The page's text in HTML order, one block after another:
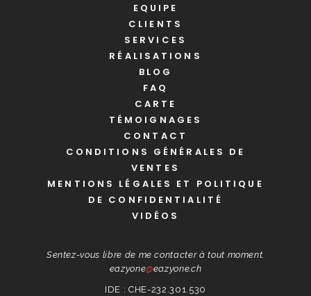
EQUIPE
CLIENTS
SERVICES
RÉALISATIONS
BLOG
FAQ
CARTE
TÉMOIGNAGES
CONTACT
CONDITIONS GÉNÉRALES DE
VENTES
MENTIONS LÉGALES ET POLITIQUE
DE CONFIDENTIALITÉ
VIDÉOS
Sentez-vous libre de me contacter à tout moment.
eazyone@eazyone.ch
IDE : CHE-232.301.530